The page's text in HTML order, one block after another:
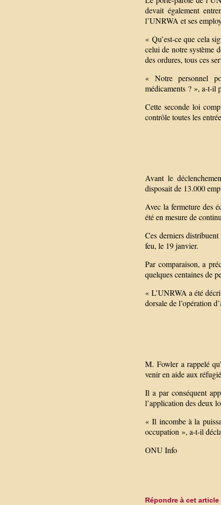
devait également
l’UNRWA et ses
« Qu’est-ce que cela
celui de notre système
des ordures, tous ces
« Notre personnel
médicaments ? », a-t-il
Cette seconde loi
contrôle toutes les
Avant le
disposait de 13.000
Avec la fermeture des
été en mesure de
Ces derniers
feu, le 19 janvier.
Par comparaison, a
quelques centaines de
« L’UNRWA a été
dorsale de l’opération
M. Fowler a rappelé
venir en aide aux
Il a par conséquent
l’application des deux
« Il incombe à la
occupation », a-t-il
ONU Info
Répondre à cet article